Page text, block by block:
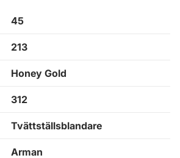
45
213
Honey Gold
312
Tvättställsblandare
Arman